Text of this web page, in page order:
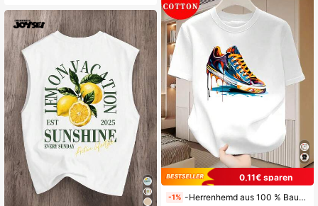
0,11€ sparen
-1% -Herrenhemd aus 100 % Baumwolle, leichtes Kurzarmshirt für den Sommer, taillierter Schnitt mit Rundhalsausschnitt, atmungsaktiv und vielseitig für den täglichen Arbeitsweg junger Leute, künstlerisches Muster mi